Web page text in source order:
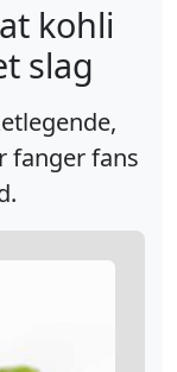
kohli
slag
fanger fans